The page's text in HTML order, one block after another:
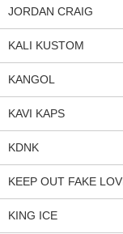
JORDAN CRAIG
KALI KUSTOM
KANGOL
KAVI KAPS
KDNK
KEEP OUT FAKE
KING ICE